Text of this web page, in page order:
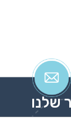
שלנו